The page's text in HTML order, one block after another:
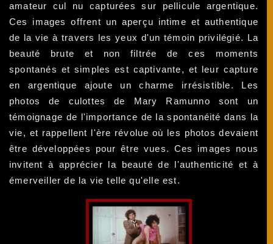
amateur cul nu capturées sur pellicule argentique.
Ces images offrent un aperçu intime et authentique
de la vie à travers les yeux d'un témoin privilégié. La
beauté brute et non filtrée de ces moments
spontanés et simples est captivante, et leur capture
en argentique ajoute un charme irrésistible. Les
photos de culottes de Mary Ramunno sont un
témoignage de l'importance de la spontanéité dans la
vie, et rappellent l'ère révolue où les photos devaient
être développées pour être vues. Ces images nous
invitent à apprécier la beauté de l'authenticité et à
émerveiller de la vie telle qu'elle est.